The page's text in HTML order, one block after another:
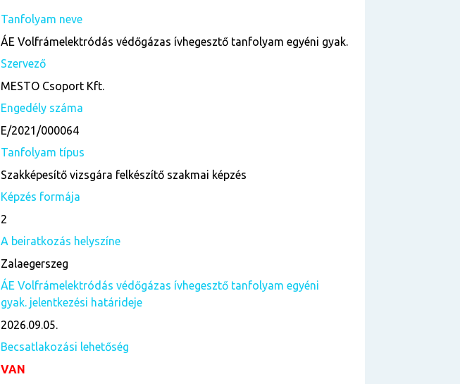
Tanfolyam neve
ÁE Volfrámelektródás védőgázas ívhegesztő tanfolyam egyéni gyak.
Szervező
MESTO Csoport Kft.
Engedély száma
E/2021/000064
Tanfolyam típus
Szakképesítő vizsgára felkészítő szakmai képzés
Képzés formája
2
A beiratkozás helyszíne
Zalaegerszeg
ÁE Volfrámelektródás védőgázas ívhegesztő tanfolyam egyéni
gyak. jelentkezési határideje
2026.09.05.
Becsatlakozási lehetőség
VAN